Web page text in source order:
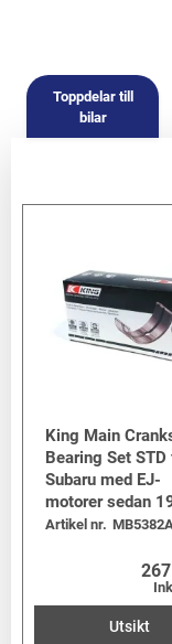
Toppdelar till
bilar
King Main
Bearing Set STD
Subaru med EJ-
motorer sedan
Artikel nr.
Utsikt